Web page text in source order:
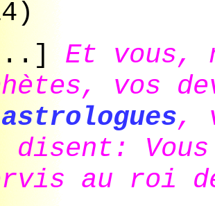
Et vous,
vos
astrologues,
disent:
au roi